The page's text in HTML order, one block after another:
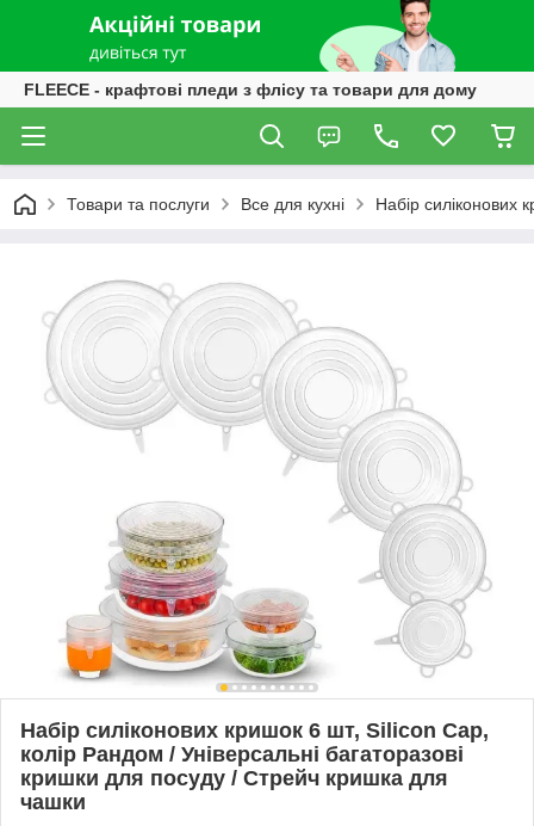
FLEECE - крафтові пледи з флісу та товари для дому
Товари та послуги Все для кухні Набір силіконових
Набір силіконових кришок 6 шт, Silicon Cap,
колір Рандом / Універсальні багаторазові
кришки для посуду / Стрейч кришка для
чашки